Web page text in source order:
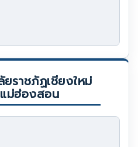
ราชภัฏเชียงใหม่
ม่ฮ่องสอน